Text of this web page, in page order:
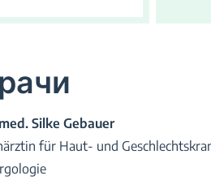
Silke Gebauer
für Haut- und